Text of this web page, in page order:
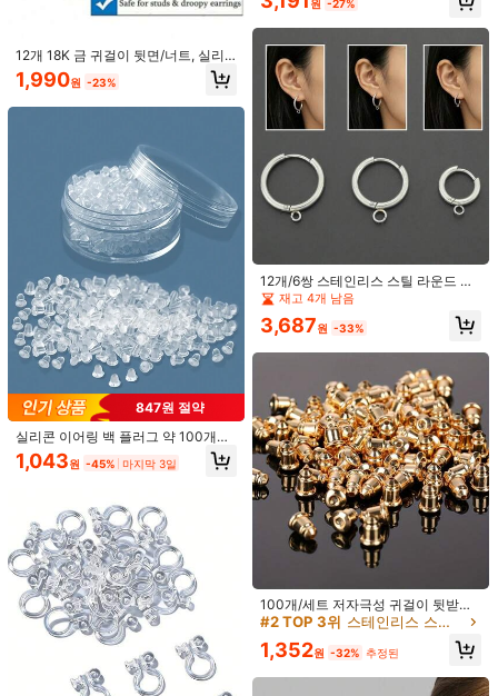
이 DIY 기하 귀걸이 베이스 주얼리 제작용 여성 착
스타일 유형
귀걸이
구입하려면 클릭하십시오.
South Korea
무료 배송
예상 배송:2-5 영업일
Due to hygiene concerns, this item may not be returned if its
value has been substantially decreased.
안전한 결제 · 개인정보 보호
SHEIN에서 판매됨
더 보기
좋은 품질(2) 사용 편의성
x***g
Goodqualityproduct definitely purchaseagain.
도움이 됨
12개 18K 금 귀걸이 뒷면/너트, 실리
콘 귀걸이 교체 뒷면, 처진 귓불에 적
합, 자극이 없고 알레르기가 적은 귀중
1,990원 -23%
847원 절약
실리콘 이어링 백 플러그 약 100개입
소프트 클리어 이어링 백킹 스터드용,
저알러지 고무 이어링 백 스토퍼 교체
1,043원 -45% 마지막 3일
찌 체인, DIY 주얼리 만들기 용품, 스
테인리스 실버 팔찌
원 -27%
12개/6쌍 스테인리스 스틸 라운드 귀
걸이 후프, 스틸 컬러 귀걸이 걸쇠, 스
프링 걸쇠가 있는 멀티 사이즈 오픈 후
프 귀걸이, DIY 귀걸이 서클, 라운드
서리, 귀걸이 잠금 장치 및 연결 장식
재고 4개 남음
3,687원 -33%
100개/세트 저자극성 귀걸이 뒷받침
- 민감한 피부를 위한 탄환 클러치, DI
리, 니켈 프리 코팅
높은 재방문 고객
#2 TOP 3위
높은 재방문 고객
#2 TOP 3위
높은 재방문 고객
#2 TOP 3위
높은 재방문 고객
1,352원 -32% 추정된